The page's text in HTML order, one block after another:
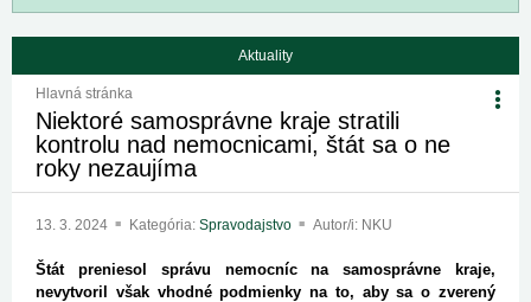
Aktuality
Hlavná stránka
Niektoré samosprávne kraje stratili
kontrolu nad nemocnicami, štát sa o ne
roky nezaujíma
13. 3. 2024 Kategória: Spravodajstvo Autor/i: NKU
Štát preniesol správu nemocníc na samosprávne kraje,
nevytvoril však vhodné podmienky na to, aby sa o zverený